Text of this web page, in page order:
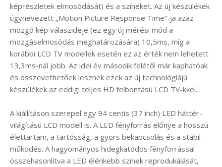
képrészletek elmosódását) és a színeket. Az új készülékek
úgynevezett „Motion Picture Response Time”-ja azaz
mozgó kép válaszideje (ez egy új mérési mód a
mozgáselmosódás meghatározására) 10,5ms, míg a
korábbi LCD TV modellek esetén ez az érték nem lehetett
13,3ms-nál jobb. Az idei év második felétől már kaphatóak
és összevethetőek lesznek ezek az új technológiájú
készülékek az eddigi teljes HD felbontású LCD TV-kkel.
A kiállításon szerepel egy 94 centis (37 inch) LED háttér-
világítású LCD modell is. A LED fényforrás előnye a hosszú
élettartam, a tartósság, a gyors bekapcsolás és a stabil
működés. A hagyományos hidegkatódos fényforrással
összehasonlítva a LED élénkebb színek reprodukálását,